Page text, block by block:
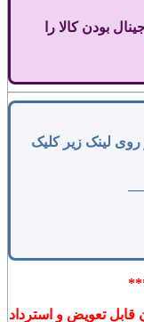
بودن کالا را
لینک زیر کلیک
قابل تعویض و استرداد